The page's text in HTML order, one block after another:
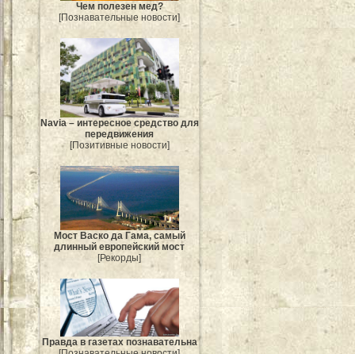
Чем полезен мед?
[Познавательные новости]
Navia – интересное средство для
передвижения
[Позитивные новости]
Мост Васко да Гама, самый
длинный европейский мост
[Рекорды]
Правда в газетах познавательна